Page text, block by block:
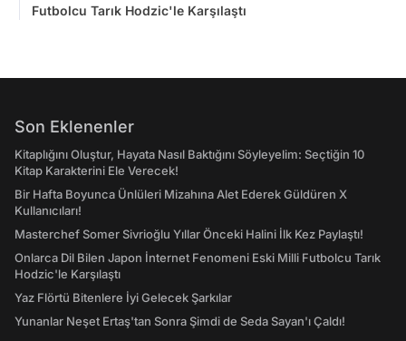
Futbolcu Tarık Hodzic'le Karşılaştı
Son Eklenenler
Kitaplığını Oluştur, Hayata Nasıl Baktığını Söyleyelim: Seçtiğin 10
Kitap Karakterini Ele Verecek!
Bir Hafta Boyunca Ünlüleri Mizahına Alet Ederek Güldüren X
Kullanıcıları!
Masterchef Somer Sivrioğlu Yıllar Önceki Halini İlk Kez Paylaştı!
Onlarca Dil Bilen Japon İnternet Fenomeni Eski Milli Futbolcu Tarık
Hodzic'le Karşılaştı
Yaz Flörtü Bitenlere İyi Gelecek Şarkılar
Yunanlar Neşet Ertaş'tan Sonra Şimdi de Seda Sayan'ı Çaldı!